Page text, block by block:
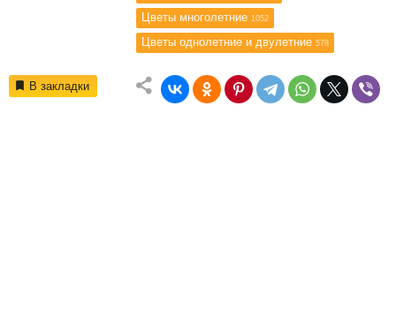
Цветы многолетние 1052
Цветы однолетние и двулетние 578
В закладки